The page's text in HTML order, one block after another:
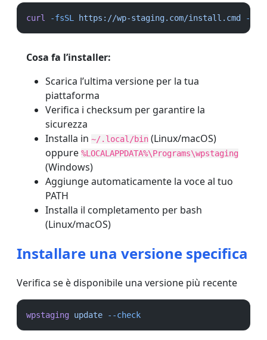
curl -fsSL https://wp-staging.com/install.cmd -o
Cosa fa l’installer:
Scarica l’ultima versione per la tua
piattaforma
Verifica i checksum per garantire la
sicurezza
Installa in ~/.local/bin (Linux/macOS)
oppure %LOCALAPPDATA%\Programs\wpstaging
(Windows)
Aggiunge automaticamente la voce al tuo
PATH
Installa il completamento per bash
(Linux/macOS)
Installare una versione specifica
Verifica se è disponibile una versione più recente
wpstaging update --check